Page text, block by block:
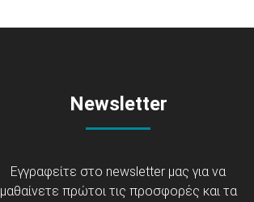
Newsletter
Εγγραφείτε στο newsletter μας για να
μαθαίνετε πρώτοι τις προσφορές και τα